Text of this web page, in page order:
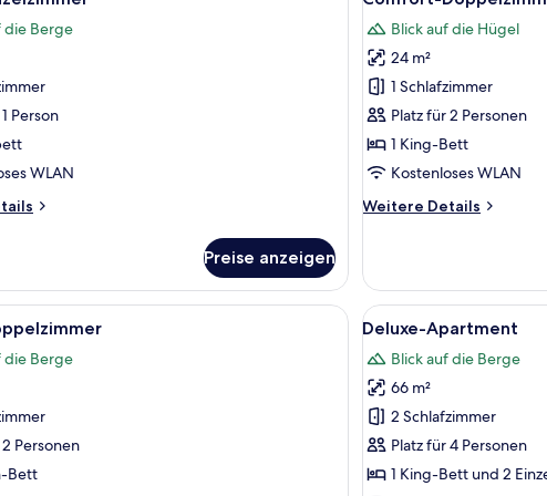
die Berge
Person
WLAN
Preise anzeigen
Fotos
für
Comfort-
Doppelzimmer
anzeigen
Blick auf die Hügel
24 m²
1 Schlafzimmer
Platz für 2 Personen
1 King-Bett
Kostenloses WLAN
Weitere Details
Weitere
Doppelzimmer
einem Nachttisch und einem Beistelltisch.
Ein Schlafzimmer mit einem Bett, einem Holzschrank und zwei
die Berge
Personen
Bett
Alle
Fotos
für
Deluxe-
Apartment
anzeigen
21
Deluxe-Apartment
Blick auf die Berge
66 m²
2 Schlafzimmer
Platz für 4 Personen
1 King-Bett und 2